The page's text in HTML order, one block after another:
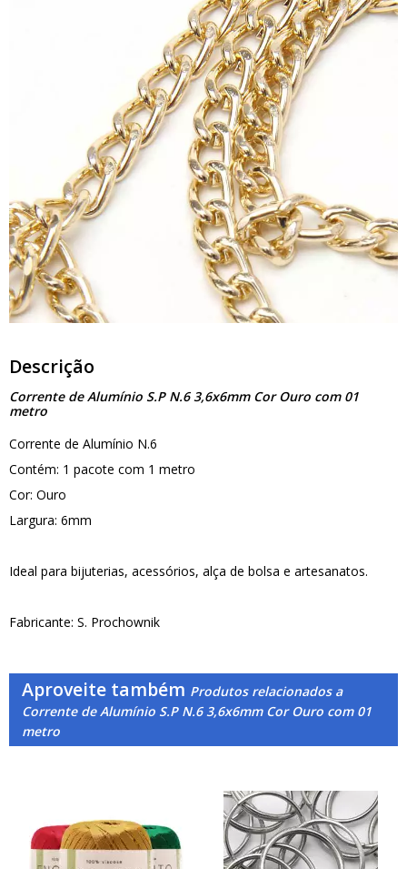
Descrição
Corrente de Alumínio S.P N.6 3,6x6mm Cor Ouro com 01
metro
Corrente de Alumínio N.6
Contém: 1 pacote com 1 metro
Cor: Ouro
Largura: 6mm
Ideal para bijuterias, acessórios, alça de bolsa e artesanatos.
Fabricante: S. Prochownik
Aproveite também Produtos relacionados a
Corrente de Alumínio S.P N.6 3,6x6mm Cor Ouro com 01
metro